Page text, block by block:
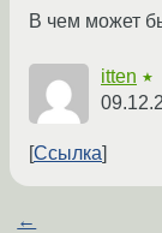
В чем может
itten ★
Ссылка
←